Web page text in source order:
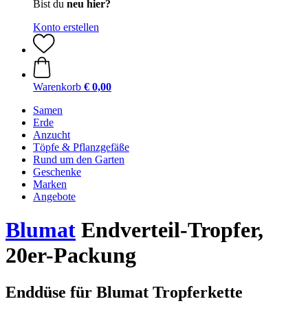
Bist du neu hier?
Konto erstellen
Warenkorb € 0,00
Samen
Erde
Anzucht
Töpfe & Pflanzgefäße
Rund um den Garten
Geschenke
Marken
Angebote
Blumat Endverteil-Tropfer,
20er-Packung
Enddüse für Blumat Tropferkette